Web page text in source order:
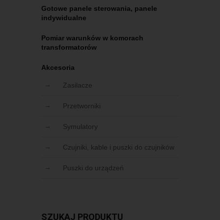
Gotowe panele sterowania, panele
indywidualne
Pomiar warunków w komorach
transformatorów
Akcesoria
Zasilacze
Przetworniki
Symulatory
Czujniki, kable i puszki do czujników
Puszki do urządzeń
SZUKAJ PRODUKTU